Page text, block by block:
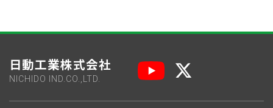
日動工業株式会社
NICHIDO IND.CO.,LTD.